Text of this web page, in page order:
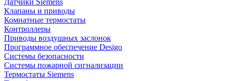
Клапаны и приводы
Комнатные термостаты
Контроллеры
Приводы воздушных заслонок
Программное обеспечение Desigo
Системы безопасности
Системы пожарной сигнализации
Термостаты Siemens